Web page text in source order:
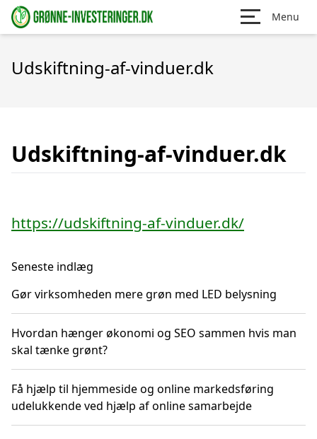
Menu
Udskiftning-af-vinduer.dk
Udskiftning-af-vinduer.dk
https://udskiftning-af-vinduer.dk/
Seneste indlæg
Gør virksomheden mere grøn med LED belysning
Hvordan hænger økonomi og SEO sammen hvis man
skal tænke grønt?
Få hjælp til hjemmeside og online markedsføring
udelukkende ved hjælp af online samarbejde